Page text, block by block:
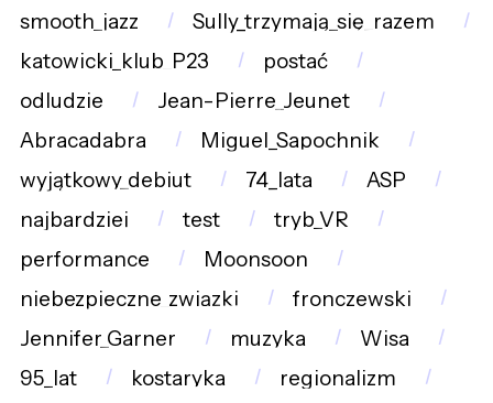
smooth_jazz
Sully_trzymają_się_razem
katowicki_klub_P23
postać
odludzie
Jean-Pierre_Jeunet
Abracadabra
Miguel_Sapochnik
wyjątkowy_debiut
74_lata
ASP
najbardziej
test
tryb_VR
performance
Moonsoon
niebezpieczne_związki
fronczewski
Jennifer_Garner
muzyka
Wisa
95_lat
kostaryka
regionalizm